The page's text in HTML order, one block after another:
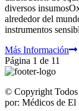
diversos
alrededor del
instrumentos
Más Información
Página 1 de 11
© Copyright Todos
por: Médicos de El